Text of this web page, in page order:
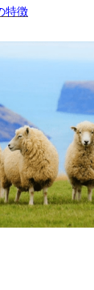
特徴